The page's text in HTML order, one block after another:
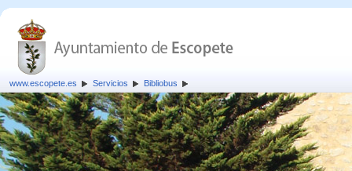
www.escopete.es Servicios Bibliobus